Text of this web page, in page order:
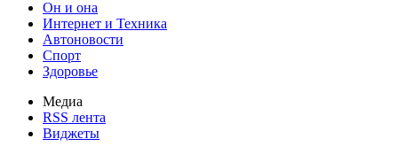
Он и она
Интернет и Техника
Автоновости
Спорт
Здоровье
Медиа
RSS лента
Виджеты